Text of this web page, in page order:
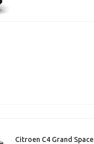
Citroen C4 Grand Space